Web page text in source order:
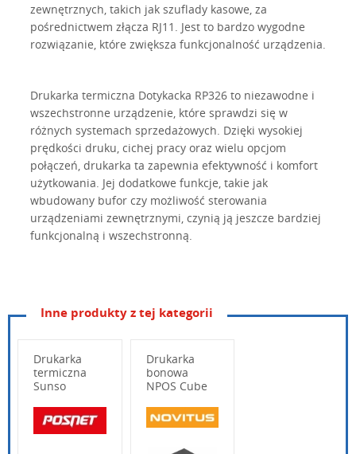
zewnętrznych, takich jak szuflady kasowe, za
pośrednictwem złącza RJ11. Jest to bardzo wygodne
rozwiązanie, które zwiększa funkcjonalność urządzenia.
Drukarka termiczna Dotykacka RP326 to niezawodne i
wszechstronne urządzenie, które sprawdzi się w
różnych systemach sprzedażowych. Dzięki wysokiej
prędkości druku, cichej pracy oraz wielu opcjom
połączeń, drukarka ta zapewnia efektywność i komfort
użytkowania. Jej dodatkowe funkcje, takie jak
wbudowany bufor czy możliwość sterowania
urządzeniami zewnętrznymi, czynią ją jeszcze bardziej
funkcjonalną i wszechstronną.
bezpośrednia linia
Rozdzielczość
Liczba znaków w
wierszu
Wpisz poniżej swoje pytanie
Inne produkty z tej kategorii
Drukarka
termiczna
Sunso
Drukarka
bonowa
NPOS Cube